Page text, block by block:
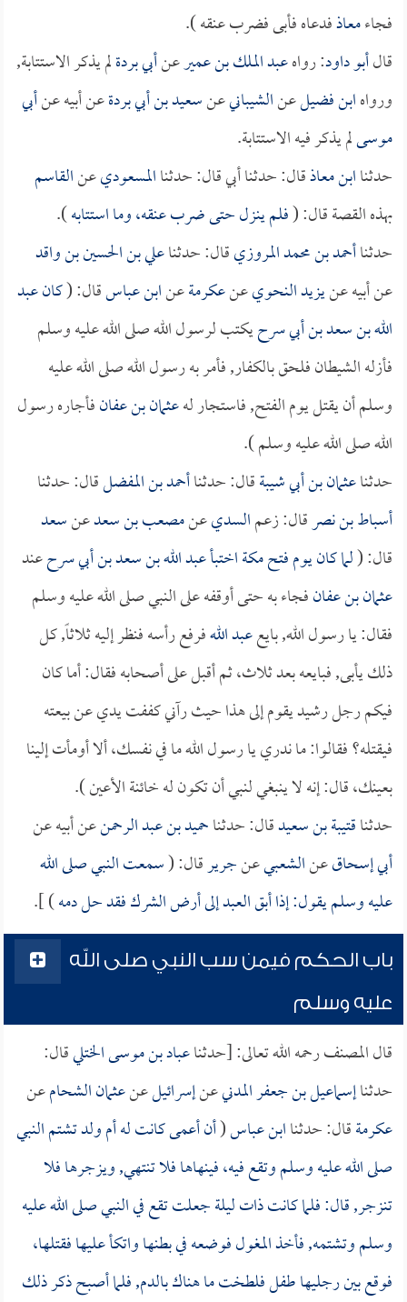
فجاءمعاذفدعاه فأبى فضرب عنقه ).
قالأبو داود: رواهعبد الملك بن عميرعنأبي بردةلم يذكر الاستتابة,
ورواهابن فضيلعنالشيبانيعنسعيد بن أبي بردةعن أبيه عنأبي
موسىلم يذكر فيه الاستتابة.
حدثناابن معاذقال: حدثنا أبي قال: حدثناالمسعوديعنالقاسم
بهذه القصة قال: (فلم ينزل حتى ضرب عنقه، وما استتابه).
حدثناأحمد بن محمد المروزيقال: حدثناعلي بن الحسين بن واقد
عن أبيه عنيزيد النحويعنعكرمةعنابن عباسقال: (كانعبد
الله بن سعد بن أبي سرحيكتب لرسول الله صلى الله عليه وسلم
فأزله الشيطان فلحق بالكفار, فأمر به رسول الله صلى الله عليه
وسلم أن يقتل يوم الفتح, فاستجار لهعثمان بن عفانفأجاره رسول
الله صلى الله عليه وسلم ).
حدثناعثمان بن أبي شيبةقال: حدثناأحمد بن المفضلقال: حدثنا
أسباط بن نصرقال: زعمالسديعنمصعب بن سعدعنسعد
قال: (لما كان يوم فتح مكة اختبأعبد الله بن سعد بن أبي سرحعند
عثمان بن عفانفجاء به حتى أوقفه على النبي صلى الله عليه وسلم
فقال: يا رسول الله, بايععبد اللهفرفع رأسه فنظر إليه ثلاثاً, كل
ذلك يأبى, فبايعه بعد ثلاث، ثم أقبل على أصحابه فقال: أما كان
فيكم رجل رشيد يقوم إلى هذا حيث رآني كففت يدي عن بيعته
فيقتله؟ فقالوا: ما ندري يا رسول الله ما في نفسك، ألا أومأت إلينا
بعينك، قال: إنه لا ينبغي لنبي أن تكون له خائنة الأعين ).
حدثناقتيبة بن سعيدقال: حدثناحميد بن عبد الرحمنعن أبيه عن
أبي إسحاقعنالشعبيعنجريرقال: (سمعت النبي صلى الله
عليه وسلم يقول: إذا أبق العبد إلى أرض الشرك فقد حل دمه) ].
باب الحكم فيمن سب النبي صلى الله
عليه وسلم
قال المصنف رحمه الله تعالى: [حدثناعباد بن موسى الختليقال:
حدثناإسماعيل بن جعفر المدنيعنإسرائيلعنعثمان الشحامعن
عكرمةقال: حدثناابن عباس(أن أعمى كانت له أم ولد تشتم النبي
صلى الله عليه وسلم وتقع فيه، فينهاها فلا تنتهي, ويزجرها فلا
تنزجر, قال: فلما كانت ذات ليلة جعلت تقع في النبي صلى الله عليه
وسلم وتشتمه, فأخذ المغول فوضعه في بطنها واتكأ عليها فقتلها،
فوقع بين رجليها طفل فلطخت ما هناك بالدم, فلما أصبح ذكر ذلك